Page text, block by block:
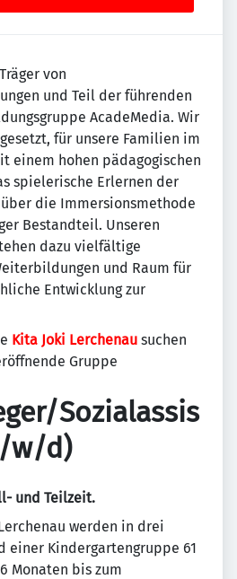
von
und Teil der führenden
AcadeMedia. Wir
für unsere Familien im
einem hohen pädagogischen
spielerische Erlernen der
die Immersionsmethode
Bestandteil. Unseren
dazu vielfältige
und Raum für
Entwicklung zur
Kita Joki Lerchenau suchen
Gruppe
Sozialassis
w/d)
und Teilzeit.
werden in drei
einer Kindergartengruppe 61
Monaten bis zum